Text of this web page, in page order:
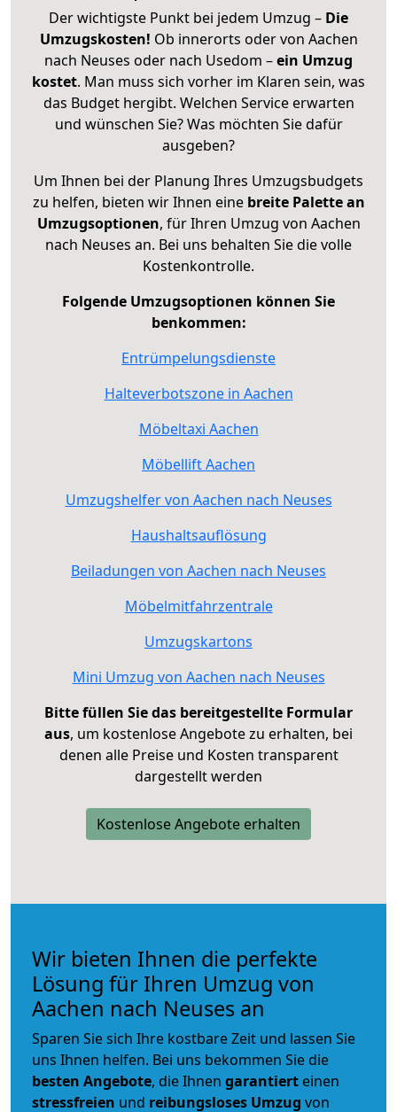
Der wichtigste Punkt bei jedem Umzug – Die
Umzugskosten! Ob innerorts oder von Aachen
nach Neuses oder nach Usedom –ein Umzug
kostet. Man muss sich vorher im Klaren sein, was
das Budget hergibt. Welchen Service erwarten
und wünschen Sie? Was möchten Sie dafür
ausgeben?
Um Ihnen bei der Planung Ihres Umzugsbudgets
zu helfen, bieten wir Ihnen eine breite Palette an
Umzugsoptionen, für Ihren Umzug von Aachen
nach Neuses an. Bei uns behalten Sie die volle
Kostenkontrolle.
Folgende Umzugsoptionen können Sie
benkommen:
Entrümpelungsdienste
Halteverbotszone in Aachen
Möbeltaxi Aachen
Möbellift Aachen
Umzugshelfer von Aachen nach Neuses
Haushaltsauflösung
Beiladungen von Aachen nach Neuses
Möbelmitfahrzentrale
Umzugskartons
Mini Umzug von Aachen nach Neuses
Bitte füllen Sie das bereitgestellte Formular
aus, um kostenlose Angebote zu erhalten, bei
denen alle Preise und Kosten transparent
dargestellt werden
Kostenlose Angebote erhalten
Wir bieten Ihnen die perfekte
Lösung für Ihren Umzug von
Aachen nach Neuses an
Sparen Sie sich Ihre kostbare Zeit und lassen Sie
uns Ihnen helfen. Bei uns bekommen Sie die
besten Angebote, die Ihnen garantiert einen
stressfreien und reibungsloses Umzug von